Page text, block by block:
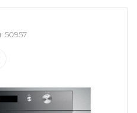
50957